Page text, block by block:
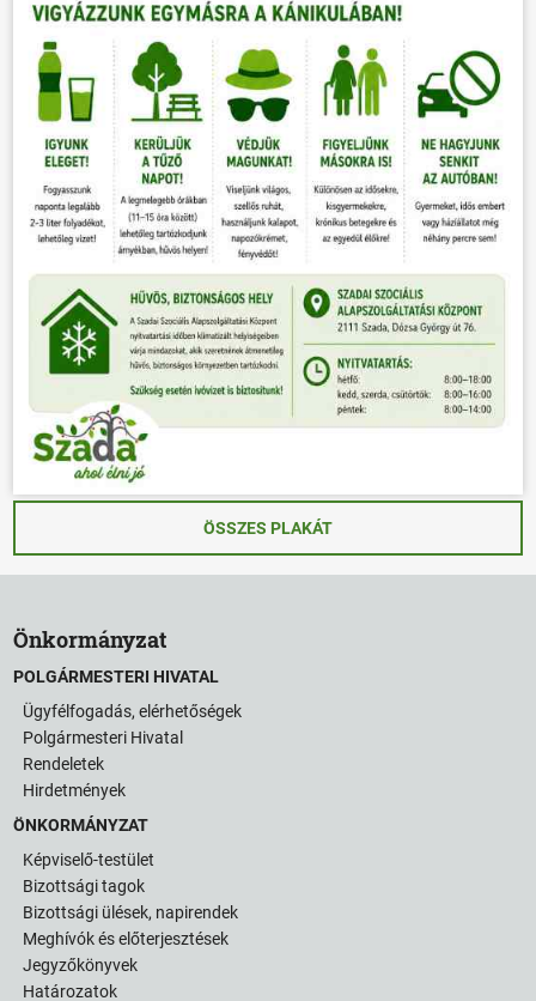
ÖSSZES PLAKÁT
Önkormányzat
POLGÁRMESTERI HIVATAL
Ügyfélfogadás, elérhetőségek
Polgármesteri Hivatal
Rendeletek
Hirdetmények
ÖNKORMÁNYZAT
Képviselő-testület
Bizottsági tagok
Bizottsági ülések, napirendek
Meghívók és előterjesztések
Jegyzőkönyvek
Határozatok